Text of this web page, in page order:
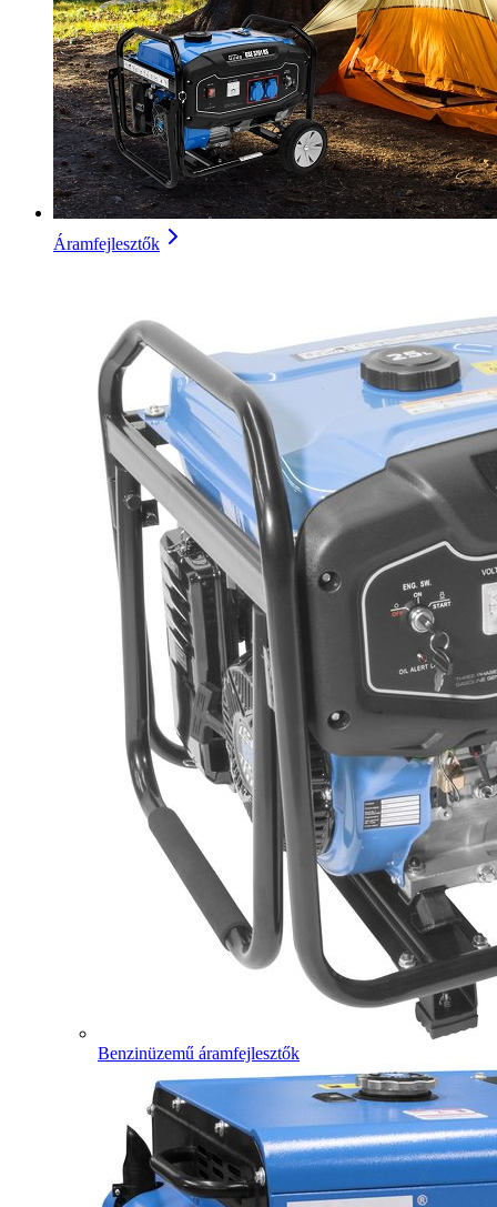
Áramfejlesztők
Benzinüzemű áramfejlesztők